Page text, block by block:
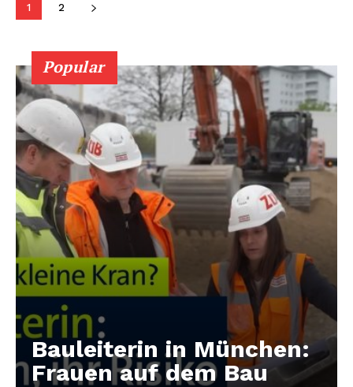
1 2
Popular
Bauleiterin in München:
Frauen auf dem Bau